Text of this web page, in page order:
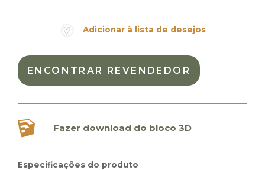
2.575kg
Dimensões do produto:
Adicionar à lista de desejos
ENCONTRAR REVENDEDOR
Fazer download do bloco 3D
Especificações do produto